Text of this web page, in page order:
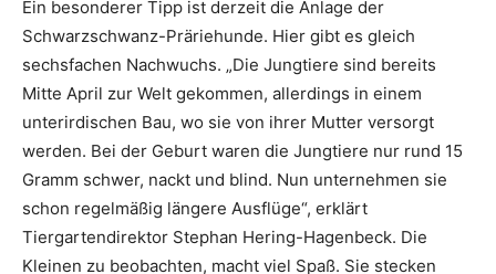
Ein besonderer Tipp ist derzeit die Anlage der
Schwarzschwanz-Präriehunde. Hier gibt es gleich
sechsfachen Nachwuchs. „Die Jungtiere sind bereits
Mitte April zur Welt gekommen, allerdings in einem
unterirdischen Bau, wo sie von ihrer Mutter versorgt
werden. Bei der Geburt waren die Jungtiere nur rund 15
Gramm schwer, nackt und blind. Nun unternehmen sie
schon regelmäßig längere Ausflüge“, erklärt
Tiergartendirektor Stephan Hering-Hagenbeck. Die
Kleinen zu beobachten, macht viel Spaß. Sie stecken